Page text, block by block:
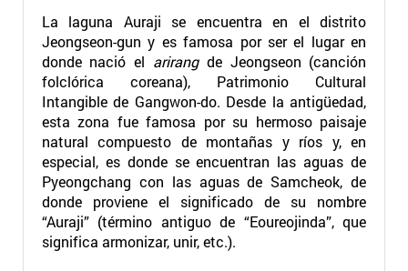
La laguna Auraji se encuentra en el distrito
Jeongseon-gun y es famosa por ser el lugar en
donde nació el arirang de Jeongseon (canción
folclórica coreana), Patrimonio Cultural
Intangible de Gangwon-do. Desde la antigüedad,
esta zona fue famosa por su hermoso paisaje
natural compuesto de montañas y ríos y, en
especial, es donde se encuentran las aguas de
Pyeongchang con las aguas de Samcheok, de
donde proviene el significado de su nombre
“Auraji” (término antiguo de “Eoureojinda”, que
significa armonizar, unir, etc.).